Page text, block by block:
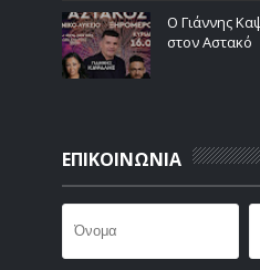
Ο Γιάννης
στον Αστακό
ΕΠΙΚΟΙΝΩΝΙΑ